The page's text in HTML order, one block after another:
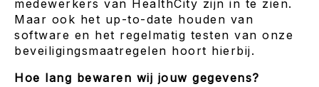
medewerkers van HealthCity zijn in te zien.
Maar ook het up-to-date houden van
software en het regelmatig testen van onze
beveiligingsmaatregelen hoort hierbij.
Hoe lang bewaren wij jouw gegevens?